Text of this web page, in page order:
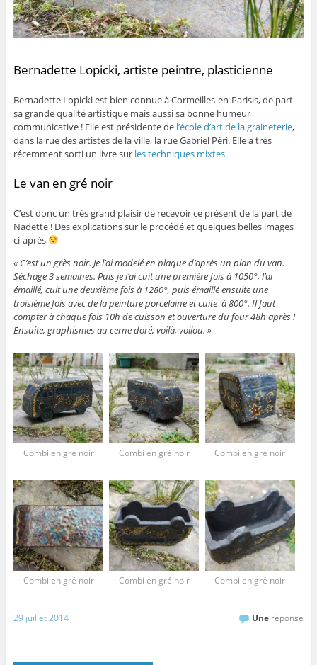
Bernadette Lopicki, artiste peintre, plasticienne
Bernadette Lopicki est bien connue à Cormeilles-en-Parisis, de part
sa grande qualité artistique mais aussi sa bonne humeur
communicative ! Elle est présidente de l’école d’art de la graineterie,
dans la rue des artistes de la ville, la rue Gabriel Péri. Elle a très
récemment sorti un livre sur les techniques mixtes.
Le van en gré noir
C’est donc un très grand plaisir de recevoir ce présent de la part de
Nadette ! Des explications sur le procédé et quelques belles images
ci-après
« C’est un grès noir. Je l’ai modelé en plaque d’après un plan du van.
Séchage 3 semaines. Puis je l’ai cuit une première fois à 1050°, l’ai
émaillé, cuit une deuxième fois à 1280°, puis émaillé ensuite une
troisième fois avec de la peinture porcelaine et cuite à 800°. Il faut
compter à chaque fois 10h de cuisson et ouverture du four 48h après !
Ensuite, graphismes au cerne doré, voilà, voilou. »
Combi en gré noir Combi en gré noir Combi en gré noir
Combi en gré noir Combi en gré noir Combi en gré noir
29 juillet 2014 Une réponse